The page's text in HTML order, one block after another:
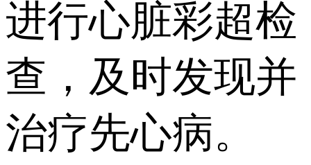
进行心脏彩超检
查，及时发现并
治疗先心病。